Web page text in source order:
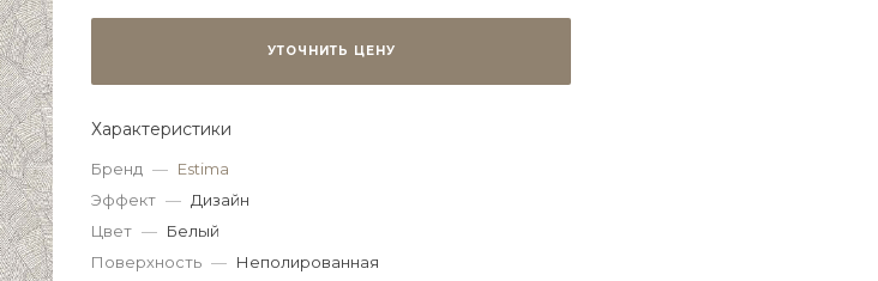
УТОЧНИТЬ ЦЕНУ
Характеристики
Бренд — Estima
Эффект — Дизайн
Цвет — Белый
Поверхность — Неполированная